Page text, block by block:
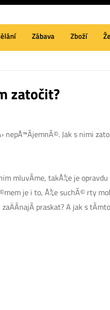
Zábava Zboží
zatočit?
nepÅ™Ã­jemnÃ©. Jak s nimi
mluvÃ­me, takÅ¾e je
je i to, Å¾e suchÃ© rty
praskat? A jak s tÃ­mto